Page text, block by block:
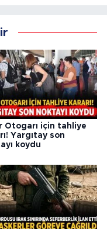
Otogarı için tahliye
Yargıtay son
koydu